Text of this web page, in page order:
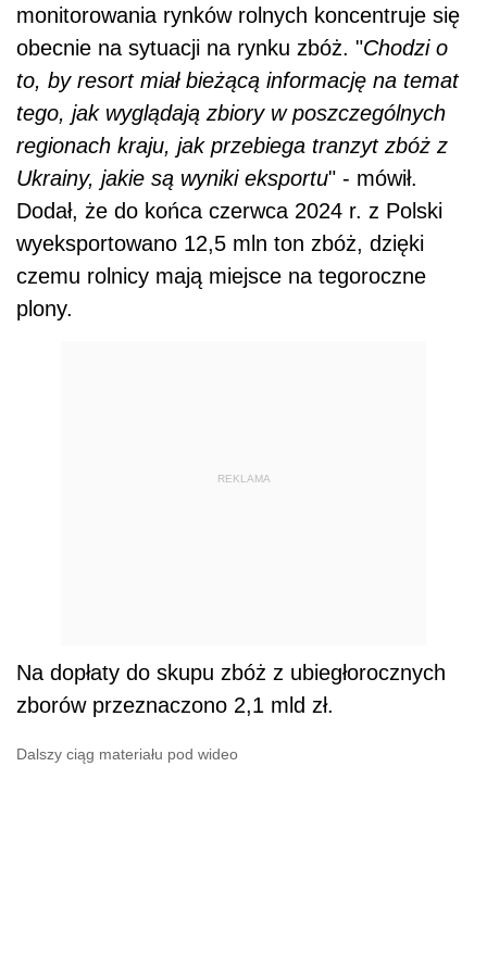
monitorowania rynków rolnych koncentruje się
obecnie na sytuacji na rynku zbóż. "Chodzi o
to, by resort miał bieżącą informację na temat
tego, jak wyglądają zbiory w poszczególnych
regionach kraju, jak przebiega tranzyt zbóż z
Ukrainy, jakie są wyniki eksportu" - mówił.
Dodał, że do końca czerwca 2024 r. z Polski
wyeksportowano 12,5 mln ton zbóż, dzięki
czemu rolnicy mają miejsce na tegoroczne
plony.
REKLAMA
Na dopłaty do skupu zbóż z ubiegłorocznych
zborów przeznaczono 2,1 mld zł.
Dalszy ciąg materiału pod wideo